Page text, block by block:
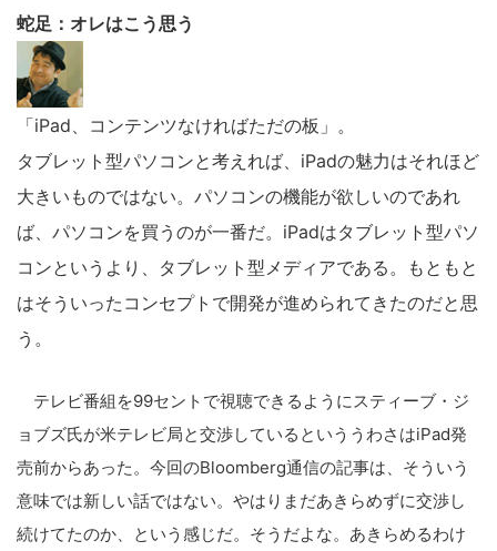
蛇足：オレはこう思う
「iPad、コンテンツなければただの板」。
タブレット型パソコンと考えれば、iPadの魅力はそれほど
大きいものではない。パソコンの機能が欲しいのであれ
ば、パソコンを買うのが一番だ。iPadはタブレット型パソ
コンというより、タブレット型メディアである。もともと
はそういったコンセプトで開発が進められてきたのだと思
う。
テレビ番組を99セントで視聴できるようにスティーブ・ジ
ョブズ氏が米テレビ局と交渉しているといううわさはiPad発
売前からあった。今回のBloomberg通信の記事は、そういう
意味では新しい話ではない。やはりまだあきらめずに交渉し
続けてたのか、という感じだ。そうだよな。あきらめるわけ